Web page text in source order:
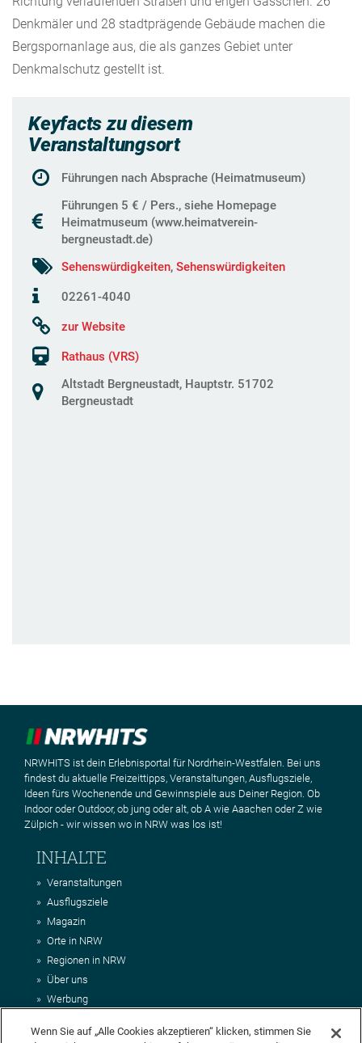
Denkmäler und 28 stadtprägende Gebäude machen die
Bergspornanlage aus, die als ganzes Gebiet unter
Denkmalschutz gestellt ist.
Keyfacts zu diesem
Veranstaltungsort
Führungen nach Absprache (Heimatmuseum)
Führungen 5 € / Pers., siehe Homepage
Heimatmuseum (www.heimatverein-
bergneustadt.de)
Sehenswürdigkeiten, Sehenswürdigkeiten
02261-4040
zur Website
Rathaus (VRS)
Altstadt Bergneustadt, Hauptstr. 51702
Bergneustadt
NRWHITS ist dein Erlebnisportal für Nordrhein-Westfalen. Bei uns
findest du aktuelle Freizeittipps, Veranstaltungen, Ausflugsziele,
Ideen fürs Wochenende und Gewinnspiele aus Deiner Region. Ob
Indoor oder Outdoor, ob jung oder alt, ob A wie Aaachen oder Z wie
Zülpich - wir wissen wo in NRW was los ist!
INHALTE
Veranstaltungen
Ausflugsziele
Magazin
Orte in NRW
Regionen in NRW
Über uns
Werbung
Impressum
Wenn Sie auf „Alle Cookies akzeptieren“ klicken, stimmen Sie